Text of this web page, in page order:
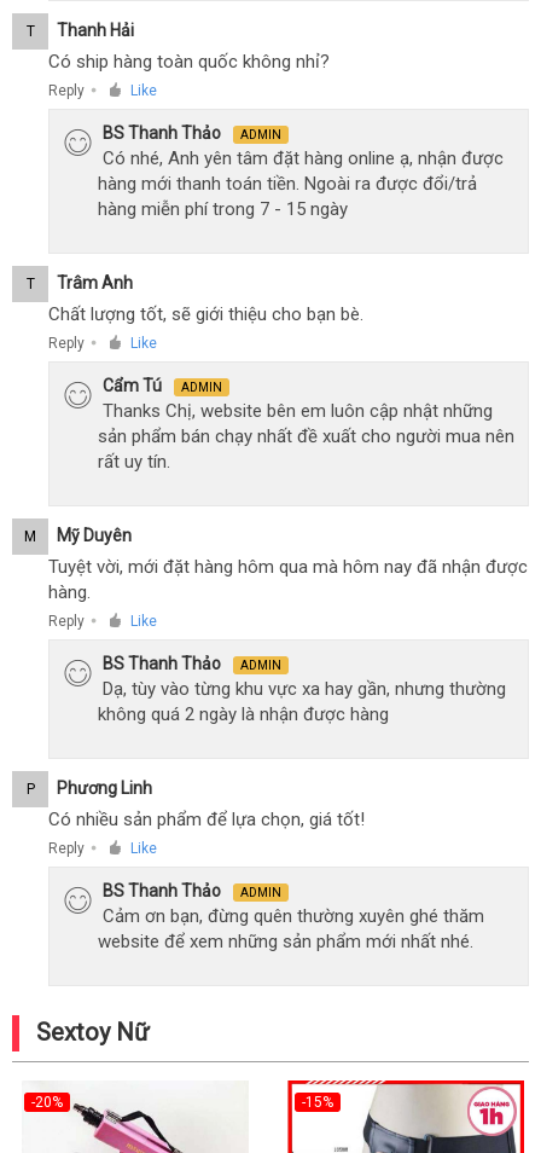
T Thanh Hải
Có ship hàng toàn quốc không nhỉ?
Reply ● Like
BS Thanh Thảo ADMIN
Có nhé, Anh yên tâm đặt hàng online ạ, nhận được
hàng mới thanh toán tiền. Ngoài ra được đổi/trả
hàng miễn phí trong 7 - 15 ngày
T Trâm Anh
Chất lượng tốt, sẽ giới thiệu cho bạn bè.
Reply ● Like
Cẩm Tú ADMIN
Thanks Chị, website bên em luôn cập nhật những
sản phẩm bán chạy nhất đề xuất cho người mua nên
rất uy tín.
M Mỹ Duyên
Tuyệt vời, mới đặt hàng hôm qua mà hôm nay đã nhận được
hàng.
Reply ● Like
BS Thanh Thảo ADMIN
Dạ, tùy vào từng khu vực xa hay gần, nhưng thường
không quá 2 ngày là nhận được hàng
P Phương Linh
Có nhiều sản phẩm để lựa chọn, giá tốt!
Reply ● Like
BS Thanh Thảo ADMIN
Cảm ơn bạn, đừng quên thường xuyên ghé thăm
website để xem những sản phẩm mới nhất nhé.
Sextoy Nữ
-20% -15%